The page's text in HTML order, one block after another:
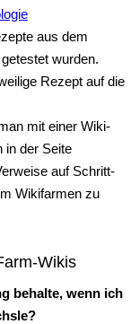
aus dem
wurden.
Rezept auf die
mit einer Wiki-
in der Seite
auf Schritt-
Wikifarmen zu
Wikis
behalte, wenn ich